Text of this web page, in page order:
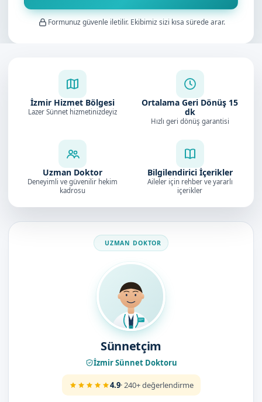
Formunuz güvenle iletilir. Ekibimiz sizi kısa sürede arar.
İzmir Hizmet Bölgesi
Lazer Sünnet hizmetinizdeyiz
Ortalama Geri Dönüş 15
dk
Hızlı geri dönüş garantisi
Uzman Doktor
Deneyimli ve güvenilir hekim
kadrosu
Bilgilendirici İçerikler
Aileler için rehber ve yararlı
içerikler
Doktorumuz
Sünnetçim
İzmir Sünnet Doktoru
4.9· 240+ değerlendirme